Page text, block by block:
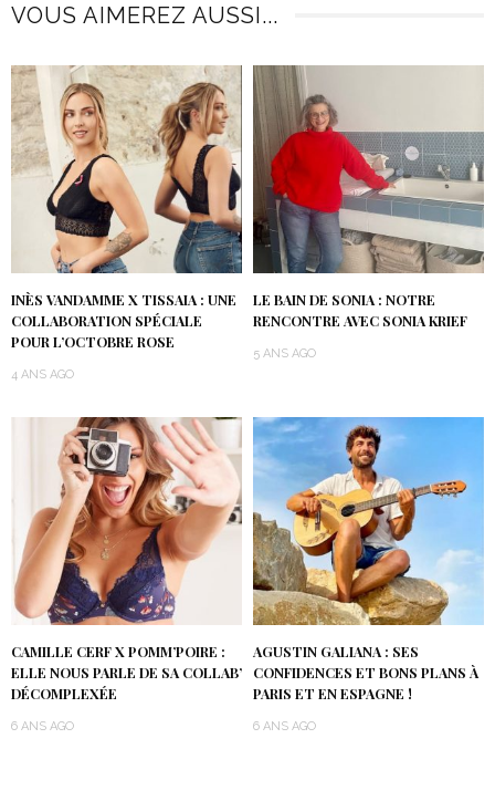
VOUS AIMEREZ AUSSI...
INÈS VANDAMME X TISSAIA : UNE
COLLABORATION SPÉCIALE
POUR L’OCTOBRE ROSE
4 ANS AGO
LE BAIN DE SONIA : NOTRE
RENCONTRE AVEC SONIA KRIEF
5 ANS AGO
CAMILLE CERF X POMM’POIRE :
ELLE NOUS PARLE DE SA COLLAB’
DÉCOMPLEXÉE
6 ANS AGO
AGUSTIN GALIANA : SES
CONFIDENCES ET BONS PLANS À
PARIS ET EN ESPAGNE !
6 ANS AGO